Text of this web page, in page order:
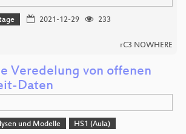
2021-12-29
233
rC3 NOWHERE
Veredelung von offenen
Daten
und Modelle
HS1 (Aula)